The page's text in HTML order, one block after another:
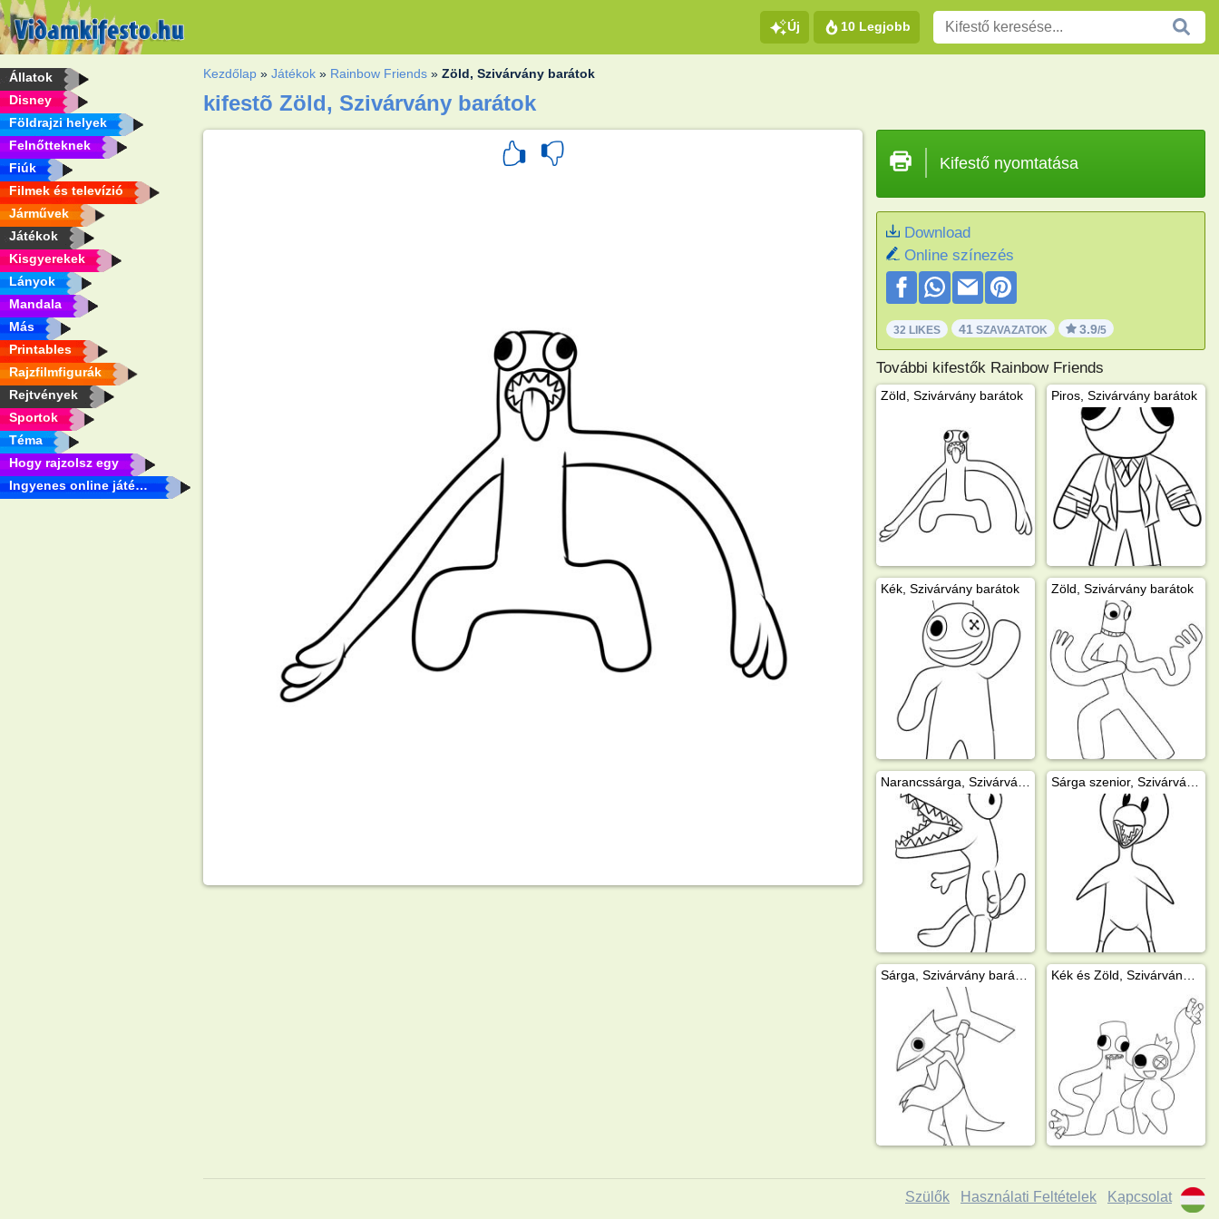
Új 10 Legjobb
Állatok
Disney
Földrajzi helyek
Felnőtteknek
Fiúk
Filmek és televízió
Járművek
Játékok
Kisgyerekek
Lányok
Mandala
Más
Printables
Rajzfilmfigurák
Rejtvények
Sportok
Téma
Hogy rajzolsz egy
Ingyenes online játékok
Kezdőlap »Játékok » Rainbow Friends »Zöld, Szivárvány barátok
kifestõ Zöld, Szivárvány barátok
Kifestő nyomtatása
Download
Online színezés
32 LIKES 41 SZAVAZATOK 3.9/5
További kifestők Rainbow Friends
Zöld, Szivárvány barátok Piros, Szivárvány barátok
Kék, Szivárvány barátok Zöld, Szivárvány barátok
Szülők Használati Feltételek Kapcsolat